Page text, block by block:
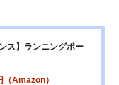
ス】ランニングポー
Amazon）